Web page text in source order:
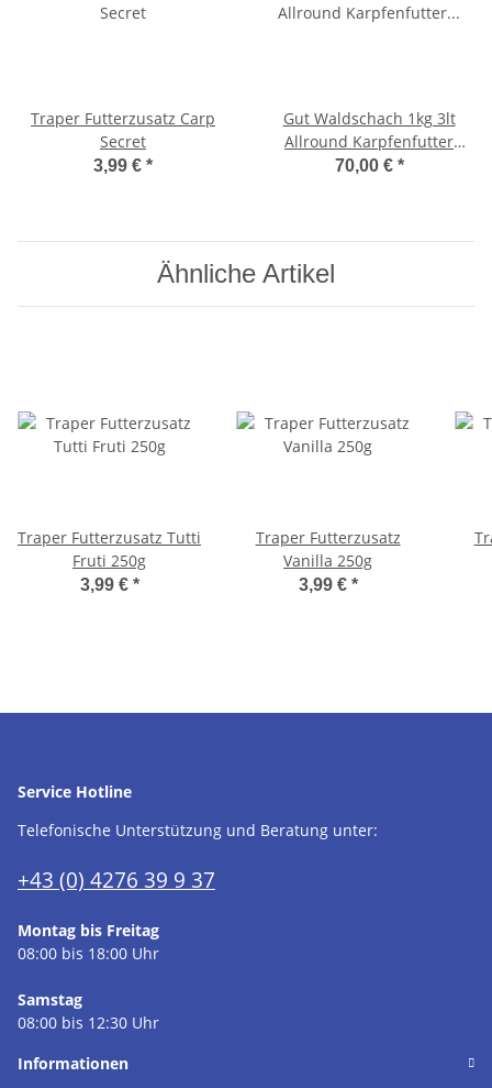
Traper Futterzusatz Carp
Secret
3,99 € *
Gut Waldschach 1kg 3lt
Allround Karpfenfutter
10Stk/Stk€7,00
70,00 € *
Ähnliche Artikel
Traper Futterzusatz Tutti
Fruti 250g
3,99 € *
Traper Futterzusatz
Vanilla 250g
3,99 € *
Service Hotline
Telefonische Unterstützung und Beratung unter:
+43 (0) 4276 39 9 37
Montag bis Freitag
08:00 bis 18:00 Uhr
Samstag
08:00 bis 12:30 Uhr
Informationen